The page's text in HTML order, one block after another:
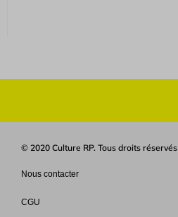
© 2020 Culture RP. Tous droits réservés
Nous contacter
CGU